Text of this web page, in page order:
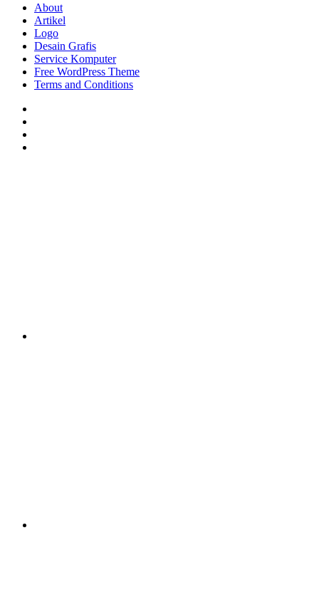
About
Artikel
Logo
Desain Grafis
Service Komputer
Free WordPress Theme
Terms and Conditions